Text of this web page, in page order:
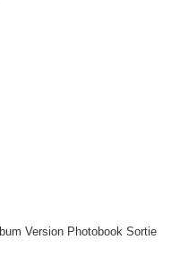
Version Photobook Sortie